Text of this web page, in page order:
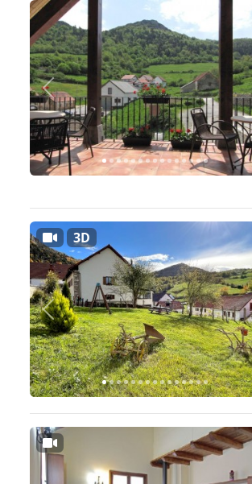
Anterior
Anterior
3D